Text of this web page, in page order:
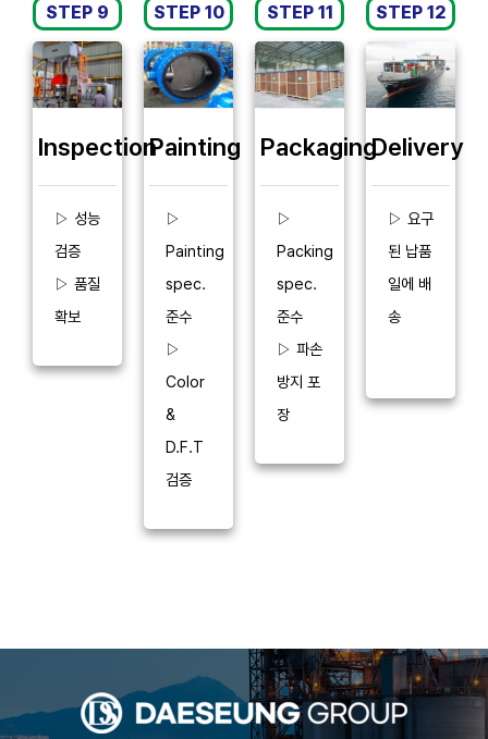
STEP 9
Inspection
▷ 성능
검증
▷ 품질
확보
STEP 10
Painting
▷
Painting
spec.
준수
▷
Color
&
D.F.T
검증
STEP 11
Packaging
▷
Packing
spec.
준수
▷ 파손
방지 포
장
STEP 12
Delivery
▷ 요구
된 납품
일에 배
송